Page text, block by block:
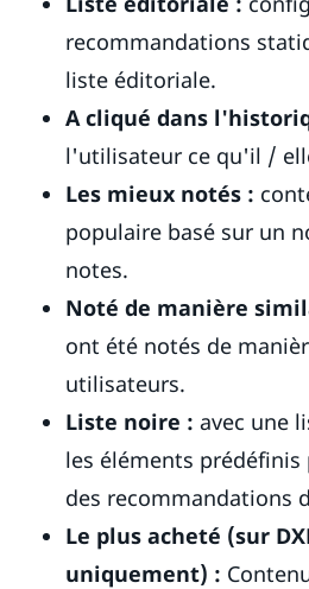
recommandations
liste éditoriale.
A cliqué dans
l'utilisateur ce qu'il /
Les mieux notés :
populaire basé sur un
notes.
Noté de manière
ont été notés de
utilisateurs.
Liste noire : avec une
les éléments
des recommandations
Le plus acheté (sur
uniquement) :